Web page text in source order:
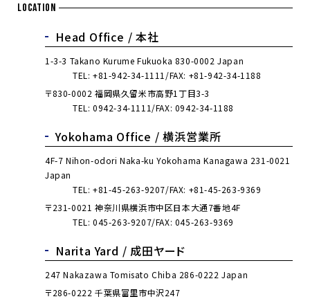
LOCATION
Head Office /本社
1-3-3 Takano Kurume Fukuoka 830-0002 Japan
TEL: +81-942-34-1111 FAX: +81-942-34-1188
〒830-0002 福岡県久留米市高野1丁目3-3
TEL: 0942-34-1111 FAX: 0942-34-1188
Yokohama Office /横浜営業所
4F-7 Nihon-odori Naka-ku Yokohama Kanagawa 231-0021
Japan
TEL: +81-45-263-9207 FAX: +81-45-263-9369
〒231-0021 神奈川県横浜市中区日本大通7番地4F
TEL: 045-263-9207 FAX: 045-263-9369
Narita Yard / 成田ヤード
247 Nakazawa Tomisato Chiba 286-0222 Japan
〒286-0222 千葉県富里市中沢247